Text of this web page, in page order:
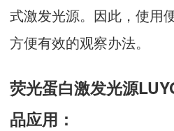
式激发光源。因此，使用
方便有效的观察办法。
荧光蛋白激发光源
品应用：